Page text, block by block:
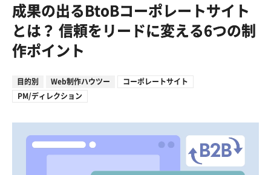
成果の出るBtoBコーポレートサイト
とは？ 信頼をリードに変える6つの制
作ポイント
目的別 Web制作ハウツー
コーポレートサイト
PM/ディレクション